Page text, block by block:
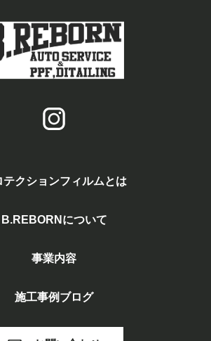
テクションフィルムとは
B.REBORNについて
事業内容
施工事例ブログ